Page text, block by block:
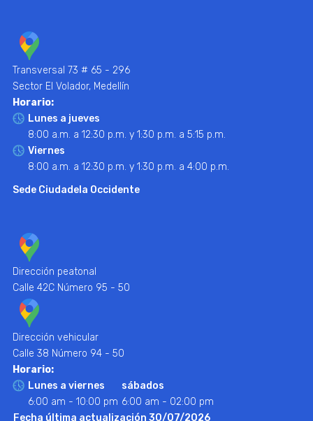
Transversal 73 # 65 - 296
Sector El Volador, Medellín
Horario:
Lunes a jueves
8:00 a.m. a 12:30 p.m. y 1:30 p.m. a 5:15 p.m.
Viernes
8:00 a.m. a 12:30 p.m. y 1:30 p.m. a 4:00 p.m.
Sede Ciudadela Occidente
Dirección peatonal
Calle 42C Número 95 - 50
Dirección vehicular
Calle 38 Número 94 - 50
Horario:
Lunes a viernes
6:00 am - 10:00 pm
sábados
6:00 am - 02:00 pm
Fecha última actualización 30/07/2026